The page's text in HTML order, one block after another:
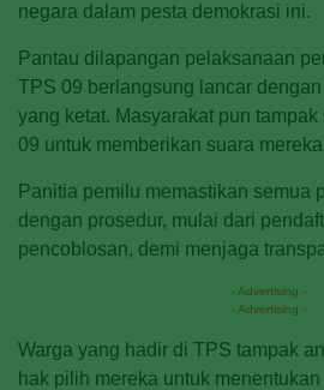
negara dalam pesta demokrasi ini.
Pantau dilapangan pelaksanaan
TPS 09 berlangsung lancar
yang ketat. Masyarakat pun
09 untuk memberikan suara
Panitia pemilu memastikan semua
dengan prosedur, mulai dari
pencoblosan, demi menjaga
- Advertising -
- Advertising -
Warga yang hadir di TPS tampak
hak pilih mereka untuk